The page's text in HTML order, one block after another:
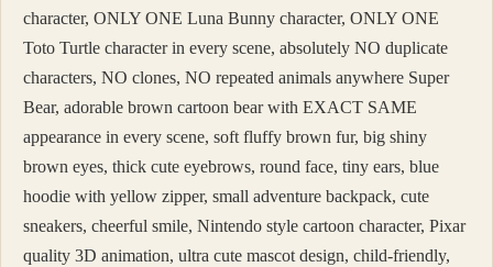
character, ONLY ONE Luna Bunny character, ONLY ONE
Toto Turtle character in every scene, absolutely NO duplicate
characters, NO clones, NO repeated animals anywhere Super
Bear, adorable brown cartoon bear with EXACT SAME
appearance in every scene, soft fluffy brown fur, big shiny
brown eyes, thick cute eyebrows, round face, tiny ears, blue
hoodie with yellow zipper, small adventure backpack, cute
sneakers, cheerful smile, Nintendo style cartoon character, Pixar
quality 3D animation, ultra cute mascot design, child-friendly,